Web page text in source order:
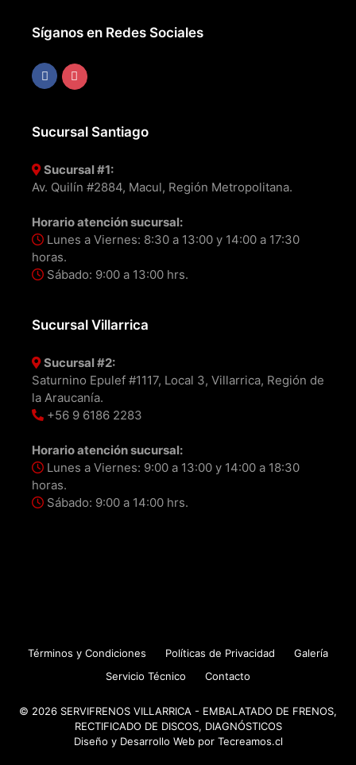
Síganos en Redes Sociales
Sucursal Santiago
Sucursal #1:
Av. Quilín #2884, Macul, Región Metropolitana.
Horario atención sucursal:
Lunes a Viernes: 8:30 a 13:00 y 14:00 a 17:30
horas.
Sábado: 9:00 a 13:00 hrs.
Sucursal Villarrica
Sucursal #2:
Saturnino Epulef #1117, Local 3, Villarrica, Región de
la Araucanía.
+56 9 6186 2283
Horario atención sucursal:
Lunes a Viernes: 9:00 a 13:00 y 14:00 a 18:30
horas.
Sábado: 9:00 a 14:00 hrs.
Términos y Condiciones Políticas de Privacidad
Galería
Servicio Técnico
Contacto
© 2026 SERVIFRENOS VILLARRICA - EMBALATADO DE FRENOS,
RECTIFICADO DE DISCOS, DIAGNÓSTICOS
Diseño y Desarrollo Web por Tecreamos.cl